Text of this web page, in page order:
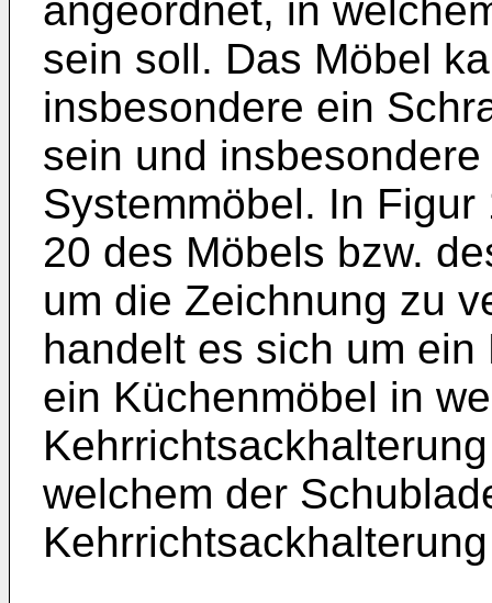
angeordnet, in
sein soll. Das Möbel
insbesondere ein
sein und
Systemmöbel. In
20 des Möbels bzw.
um die Zeichnung zu
handelt es sich um
ein Küchenmöbel in
welchem der